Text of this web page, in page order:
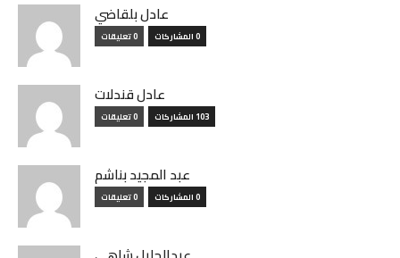
عادل بلقاضي
0 المشاركات 0 تعليقات
عادل قندلات
103 المشاركات 0 تعليقات
عبد المجيد بناشم
0 المشاركات 0 تعليقات